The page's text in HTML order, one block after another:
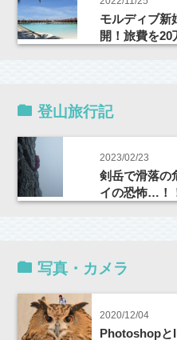
モルディブ新
開！旅費を
登山旅行記
2023/02/23
剣岳で滑落の
イの恐怖…！
写真・カメラ
2020/12/04
Photoshopと